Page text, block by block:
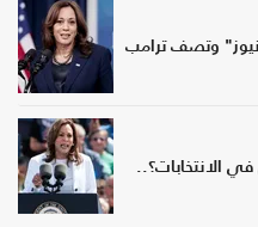
وتصف ترامب
الانتخابات؟..